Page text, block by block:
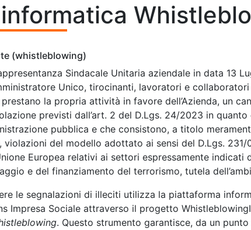
(whistleblowing)
Sindacale Unitaria aziendale in data
Unico, tirocinanti, lavoratori e
la propria attività in favore dell’Azienda, un
previsti dall’art. 2 del D.Lgs. 24/2023 in
pubblica e che consistono, a titolo
violazioni del modello adottato ai sensi del D.Lgs.
Europea relativi ai settori espressamente indicati
e del finanziamento del terrorismo, tutela
le segnalazioni di illeciti utilizza la piattaforma
Impresa Sociale attraverso il progetto
. Questo strumento garantisce, da un